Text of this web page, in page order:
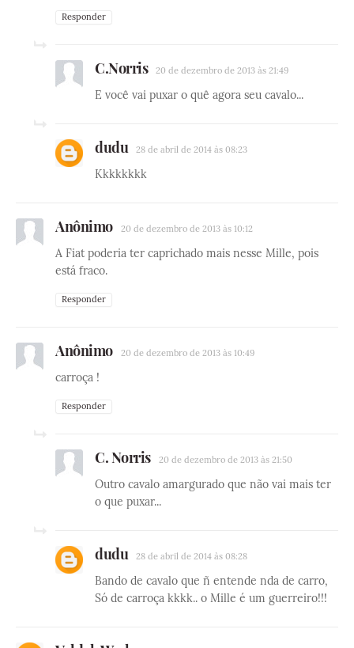
Responder
C.Norris 20 de dezembro de 2013 às 21:49
E você vai puxar o quê agora seu cavalo...
dudu 28 de abril de 2014 às 08:23
Kkkkkkkk
Anônimo 20 de dezembro de 2013 às 10:12
A Fiat poderia ter caprichado mais nesse Mille, pois
está fraco.
Responder
Anônimo 20 de dezembro de 2013 às 10:49
carroça !
Responder
C. Norris 20 de dezembro de 2013 às 21:50
Outro cavalo amargurado que não vai mais ter
o que puxar...
dudu 28 de abril de 2014 às 08:28
Bando de cavalo que ñ entende nda de carro,
Só de carroça kkkk.. o Mille é um guerreiro!!!